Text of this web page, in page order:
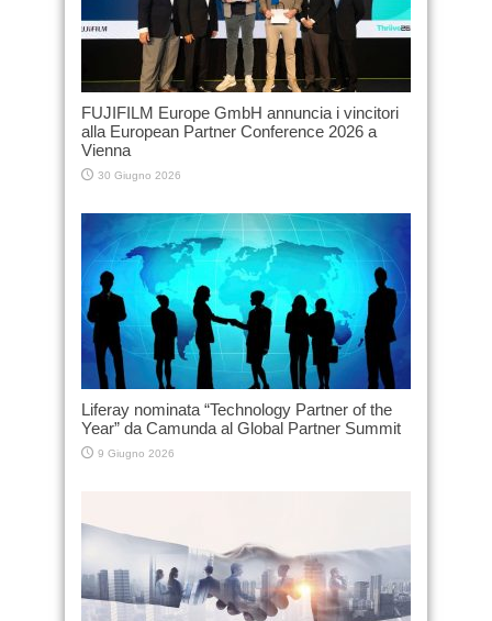
FUJIFILM Europe GmbH annuncia i vincitori
alla European Partner Conference 2026 a
Vienna
30 Giugno 2026
Liferay nominata “Technology Partner of the
Year” da Camunda al Global Partner Summit
9 Giugno 2026